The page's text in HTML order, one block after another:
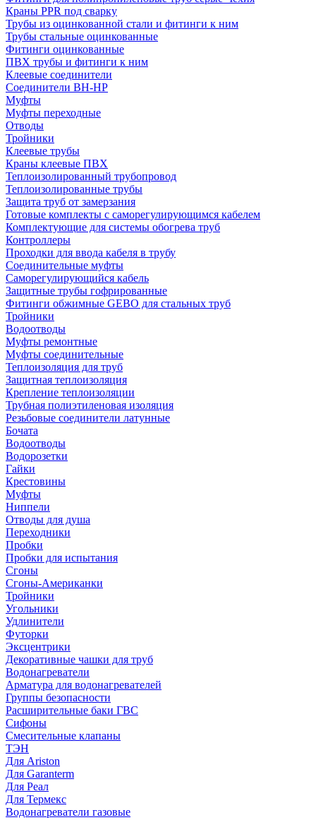
Краны PPR под сварку
Трубы из оцинкованной стали и фитинги к ним
Трубы стальные оцинкованные
Фитинги оцинкованные
ПВХ трубы и фитинги к ним
Клеевые соединители
Соединители ВН-НР
Муфты
Муфты переходные
Отводы
Тройники
Клеевые трубы
Краны клеевые ПВХ
Теплоизолированный трубопровод
Теплоизолированные трубы
Защита труб от замерзания
Готовые комплекты с саморегулирующимся кабелем
Комплектующие для системы обогрева труб
Контроллеры
Проходки для ввода кабеля в трубу
Соединительные муфты
Саморегулирующийся кабель
Защитные трубы гофрированные
Фитинги обжимные GEBO для стальных труб
Тройники
Водоотводы
Муфты ремонтные
Муфты соединительные
Теплоизоляция для труб
Защитная теплоизоляция
Крепление теплоизоляции
Трубная полиэтиленовая изоляция
Резьбовые соединители латунные
Бочата
Водоотводы
Водорозетки
Гайки
Крестовины
Муфты
Ниппели
Отводы для душа
Переходники
Пробки
Пробки для испытания
Сгоны
Сгоны-Американки
Тройники
Угольники
Удлинители
Футорки
Эксцентрики
Декоративные чашки для труб
Водонагреватели
Арматура для водонагревателей
Группы безопасности
Расширительные баки ГВС
Сифоны
Смесительные клапаны
ТЭН
Для Ariston
Для Garanterm
Для Реал
Для Термекс
Водонагреватели газовые